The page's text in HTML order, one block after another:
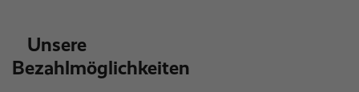
Unsere
Bezahlmöglichkeiten